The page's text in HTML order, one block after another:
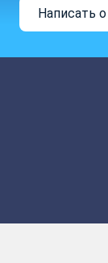
Написать